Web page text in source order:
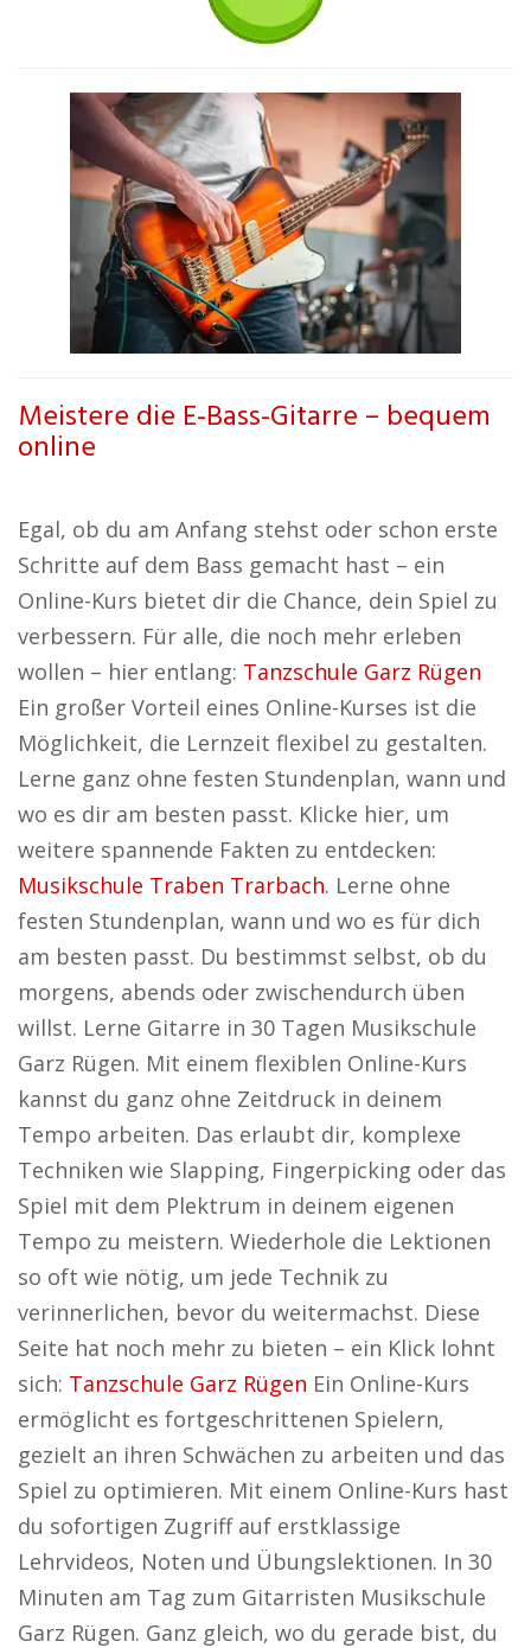
Meistere die E-Bass-Gitarre – bequem
online
Egal, ob du am Anfang stehst oder schon erste
Schritte auf dem Bass gemacht hast – ein
Online-Kurs bietet dir die Chance, dein Spiel zu
verbessern. Für alle, die noch mehr erleben
wollen – hier entlang: Tanzschule Garz Rügen
Ein großer Vorteil eines Online-Kurses ist die
Möglichkeit, die Lernzeit flexibel zu gestalten.
Lerne ganz ohne festen Stundenplan, wann und
wo es dir am besten passt. Klicke hier, um
weitere spannende Fakten zu entdecken:
Musikschule Traben Trarbach. Lerne ohne
festen Stundenplan, wann und wo es für dich
am besten passt. Du bestimmst selbst, ob du
morgens, abends oder zwischendurch üben
willst. Lerne Gitarre in 30 Tagen Musikschule
Garz Rügen. Mit einem flexiblen Online-Kurs
kannst du ganz ohne Zeitdruck in deinem
Tempo arbeiten. Das erlaubt dir, komplexe
Techniken wie Slapping, Fingerpicking oder das
Spiel mit dem Plektrum in deinem eigenen
Tempo zu meistern. Wiederhole die Lektionen
so oft wie nötig, um jede Technik zu
verinnerlichen, bevor du weitermachst. Diese
Seite hat noch mehr zu bieten – ein Klick lohnt
sich: Tanzschule Garz Rügen Ein Online-Kurs
ermöglicht es fortgeschrittenen Spielern,
gezielt an ihren Schwächen zu arbeiten und das
Spiel zu optimieren. Mit einem Online-Kurs hast
du sofortigen Zugriff auf erstklassige
Lehrvideos, Noten und Übungslektionen. In 30
Minuten am Tag zum Gitarristen Musikschule
Garz Rügen. Ganz gleich, wo du gerade bist, du